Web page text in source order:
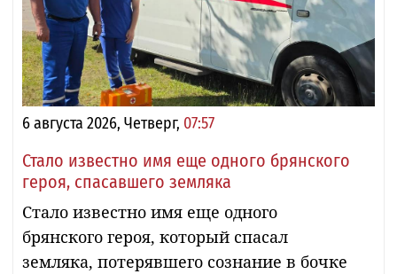
6 августа 2026, Четверг, 07:57
Стало известно имя еще одного брянского
героя, спасавшего земляка
Стало известно имя еще одного
брянского героя, который спасал
земляка, потерявшего сознание в бочке